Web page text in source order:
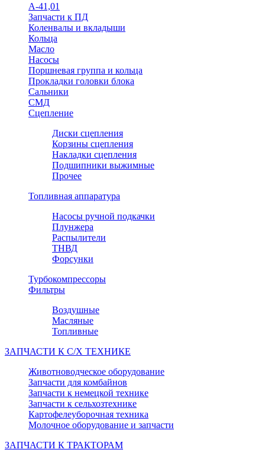
А-41,01
Запчасти к ПД
Коленвалы и вкладыши
Кольца
Масло
Насосы
Поршневая группа и кольца
Прокладки головки блока
Сальники
СМД
Сцепление
Диски сцепления
Корзины сцепления
Накладки сцепления
Подшипники выжимные
Прочее
Топливная аппаратура
Насосы ручной подкачки
Плунжера
Распылители
ТНВД
Форсунки
Турбокомпрессоры
Фильтры
Воздушные
Масляные
Топливные
ЗАПЧАСТИ К С/Х ТЕХНИКЕ
Животноводческое оборудование
Запчасти для комбайнов
Запчасти к немецкой технике
Запчасти к сельхозтехнике
Картофелеуборочная техника
Молочное оборудование и запчасти
ЗАПЧАСТИ К ТРАКТОРАМ